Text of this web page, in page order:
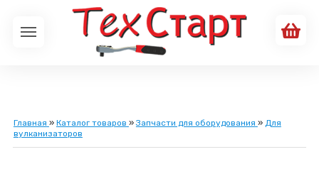
Главная » Каталог товаров »Запчасти для оборудования » Для
вулканизаторов